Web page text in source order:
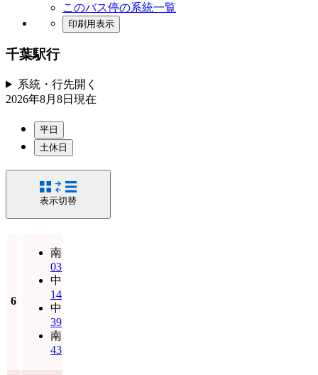
このバス停の系統一覧
印刷用表示
千葉駅行
系統・行先開く
2026年8月8日 現在
平日
土休日
表示切替
6
南
03
中
14
中
39
南
43